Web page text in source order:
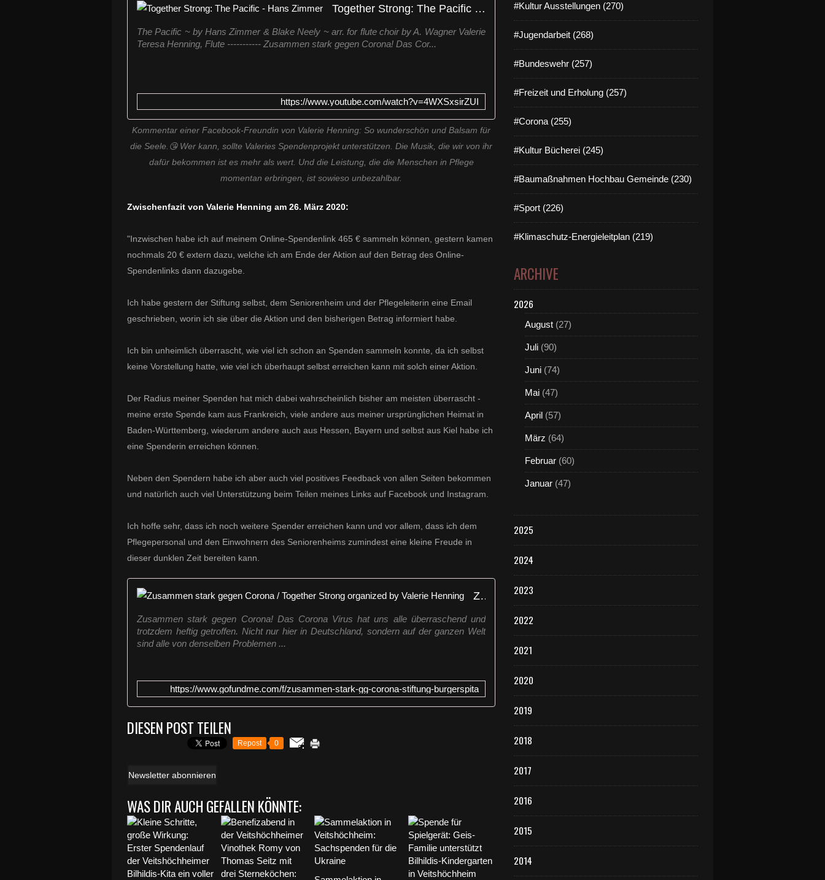
Together Strong: The Pacific - Hans Zimmer
The Pacific ~ by Hans Zimmer & Blake Neely ~ arr. for flute choir by A. Wagner Valerie
Teresa Henning, Flute ----------- Zusammen stark gegen Corona! Das Cor...
https://www.youtube.com/watch?v=4WXSxsirZUI
Kommentar einer Facebook-Freundin von Valerie Henning: So wunderschön und Balsam für
die Seele.😘 Wer kann, sollte Valeries Spendenprojekt unterstützen. Die Musik, die wir von ihr
dafür bekommen ist es mehr als wert. Und die Leistung, die die Menschen in Pflege
momentan erbringen, ist sowieso unbezahlbar.
Zwischenfazit von Valerie Henning am 26. März 2020:
"Inzwischen habe ich auf meinem Online-Spendenlink 465 € sammeln können, gestern kamen
nochmals 20 € extern dazu, welche ich am Ende der Aktion auf den Betrag des Online-
Spendenlinks dann dazugebe.
Ich habe gestern der Stiftung selbst, dem Seniorenheim und der Pflegeleiterin eine Email
geschrieben, worin ich sie über die Aktion und den bisherigen Betrag informiert habe.
Ich bin unheimlich überrascht, wie viel ich schon an Spenden sammeln konnte, da ich selbst
keine Vorstellung hatte, wie viel ich überhaupt selbst erreichen kann mit solch einer Aktion.
Der Radius meiner Spenden hat mich dabei wahrscheinlich bisher am meisten überrascht -
meine erste Spende kam aus Frankreich, viele andere aus meiner ursprünglichen Heimat in
Baden-Württemberg, wiederum andere auch aus Hessen, Bayern und selbst aus Kiel habe ich
eine Spenderin erreichen können.
Neben den Spendern habe ich aber auch viel positives Feedback von allen Seiten bekommen
und natürlich auch viel Unterstützung beim Teilen meines Links auf Facebook und Instagram.
Ich hoffe sehr, dass ich noch weitere Spender erreichen kann und vor allem, dass ich dem
Pflegepersonal und den Einwohnern des Seniorenheims zumindest eine kleine Freude in
dieser dunklen Zeit bereiten kann.
Zusammen stark gegen Corona / Together Strong organized by Valerie Henning
Zusammen stark gegen Corona! Das Corona Virus hat uns alle überraschend und
trotzdem heftig getroffen. Nicht nur hier in Deutschland, sondern auf der ganzen Welt
sind alle von denselben Problemen ...
https://www.gofundme.com/f/zusammen-stark-gg-corona-stiftung-burgerspita
DIESEN POST TEILEN
Repost 0
Newsletter abonnieren
WAS DIR AUCH GEFALLEN KÖNNTE:
#Kultur Ausstellungen (270)
#Jugendarbeit (268)
#Bundeswehr (257)
#Freizeit und Erholung (257)
#Corona (255)
#Kultur Bücherei (245)
#Baumaßnahmen Hochbau Gemeinde (230)
#Sport (226)
#Klimaschutz-Energieleitplan (219)
ARCHIVE
2026
August (27)
Juli (90)
Juni (74)
Mai (47)
April (57)
März (64)
Februar (60)
Januar (47)
2025
2024
2023
2022
2021
2020
2019
2018
2017
2016
2015
2014